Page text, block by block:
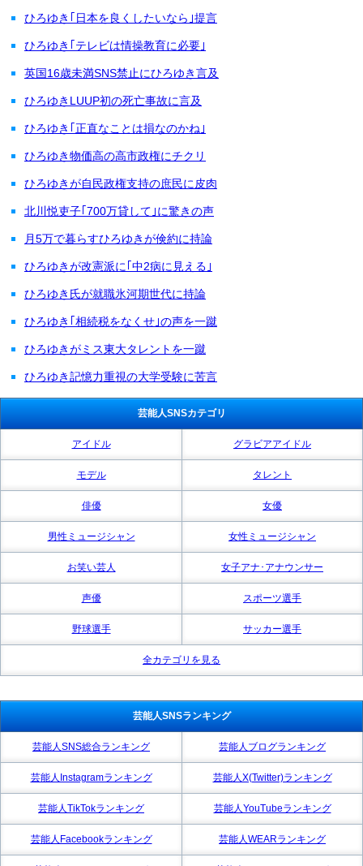
ひろゆき｢日本を良くしたいなら｣提言
ひろゆき｢テレビは情操教育に必要｣
英国16歳未満SNS禁止にひろゆき言及
ひろゆきLUUP初の死亡事故に言及
ひろゆき｢正直なことは損なのかね｣
ひろゆき物価高の高市政権にチクリ
ひろゆきが自民政権支持の庶民に皮肉
北川悦吏子｢700万貸して｣に驚きの声
月5万で暮らすひろゆきが倹約に持論
ひろゆきが改憲派に｢中2病に見える｣
ひろゆき氏が就職氷河期世代に持論
ひろゆき｢相続税をなくせ｣の声を一蹴
ひろゆきがミス東大タレントを一蹴
ひろゆき記憶力重視の大学受験に苦言
芸能人SNSカテゴリ
アイドル グラビアアイドル
モデル タレント
俳優 女優
男性ミュージシャン 女性ミュージシャン
お笑い芸人 女子アナ･アナウンサー
声優 スポーツ選手
野球選手 サッカー選手
全カテゴリを見る
芸能人SNSランキング
芸能人SNS総合ランキング 芸能人ブログランキング
芸能人Instagramランキング 芸能人X(Twitter)ランキング
芸能人TikTokランキング 芸能人YouTubeランキング
芸能人Facebookランキング 芸能人WEARランキング